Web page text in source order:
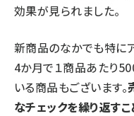
効果が見られました。
新商品のなかでも特に
4か月で１商品あたり
いる商品もございます。
なチェックを繰り返す